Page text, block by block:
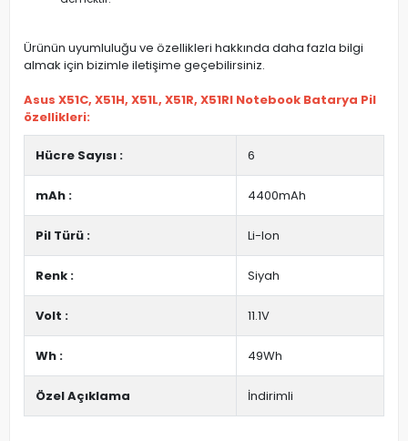
Ürünün uyumluluğu ve özellikleri hakkında daha fazla bilgi
almak için bizimle iletişime geçebilirsiniz.
Asus X51C, X51H, X51L, X51R, X51Rl Notebook Batarya Pil
özellikleri:
Hücre Sayısı : 6
mAh : 4400mAh
Pil Türü : Li-Ion
Renk : Siyah
Volt : 11.1V
Wh : 49Wh
Özel Açıklama İndirimli